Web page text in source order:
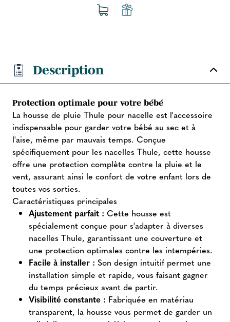
Description
Protection optimale pour votre bébé
La housse de pluie Thule pour nacelle est l'accessoire
indispensable pour garder votre bébé au sec et à
l'aise, même par mauvais temps. Conçue
spécifiquement pour les nacelles Thule, cette housse
offre une protection complète contre la pluie et le
vent, assurant ainsi le confort de votre enfant lors de
toutes vos sorties.
Caractéristiques principales
Ajustement parfait : Cette housse est
spécialement conçue pour s'adapter à diverses
nacelles Thule, garantissant une couverture et
une protection optimales contre les intempéries.
Facile à installer : Son design intuitif permet une
installation simple et rapide, vous faisant gagner
du temps précieux avant de partir.
Visibilité constante : Fabriquée en matériau
transparent, la housse vous permet de garder un